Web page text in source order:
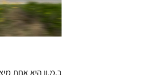
ב.מ.וו היא אחת